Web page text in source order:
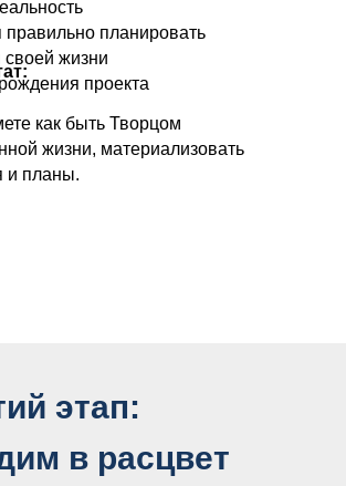
правильно планировать
своей жизни
проекта
как быть Творцом
жизни, материализовать
и планы.
этап:
в расцвет